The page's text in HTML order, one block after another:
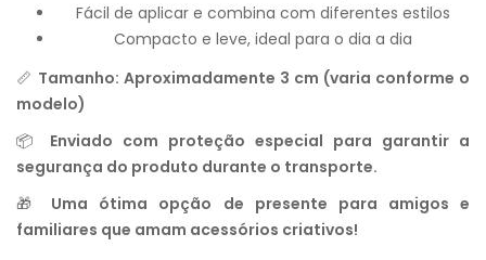
Fácil de aplicar e combina com diferentes estilos
Compacto e leve, ideal para o dia a dia
📏 Tamanho: Aproximadamente 3 cm (varia conforme o
modelo)
📦 Enviado com proteção especial para garantir a
segurança do produto durante o transporte.
🎁 Uma ótima opção de presente para amigos e
familiares que amam acessórios criativos!